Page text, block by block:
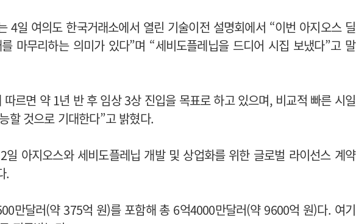
4일 여의도 한국거래소에서 열린 기술이전 설명회에서 “이번 아지오스 딜
마무리하는 의미가 있다”며 “세비도플레닙을 드디어 시집 보냈다”고 말
르면 약 1년 반 후 임상 3상 진입을 목표로 하고 있으며, 비교적 빠른 시일
할 것으로 기대한다”고 밝혔다.
일 아지오스와 세비도플레닙 개발 및 상업화를 위한 글로벌 라이선스 계약
.
만달러(약 375억 원)를 포함해 총 6억4000만달러(약 9600억 원)다. 여기